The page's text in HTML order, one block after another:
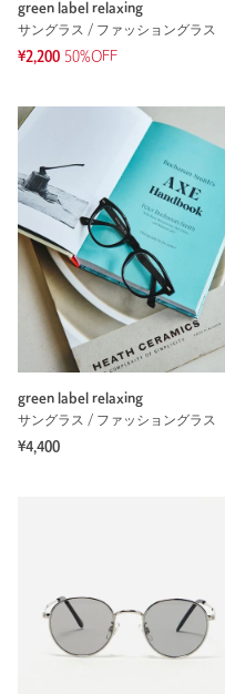
green label relaxing
サングラス / ファッショングラス
¥2,200 50%OFF
green label relaxing
サングラス / ファッショングラス
¥4,400